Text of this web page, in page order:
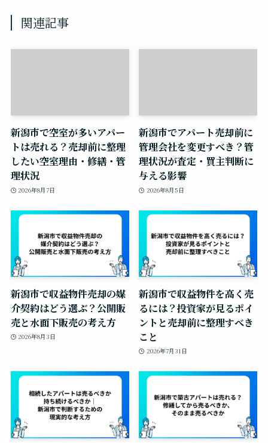
関連記事
新潟市で空室が多いアパー
トは売れる？売却前に整理
したい空室理由・修繕・管
理状況
2026年8月7日
新潟市でアパート売却前に
管理会社を変更すべき？管
理状況が査定・買主判断に
与える影響
2026年8月5日
新潟市で収益物件売却の媒
介契約はどう選ぶ？公開販
売と水面下販売の考え方
2026年8月3日
新潟市で収益物件を高く売
るには？投資家が見るポイ
ントと売却前に整理すべき
こと
2026年7月31日